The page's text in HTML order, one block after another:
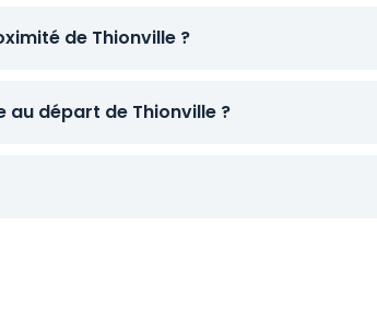
de Thionville ?
départ de Thionville ?